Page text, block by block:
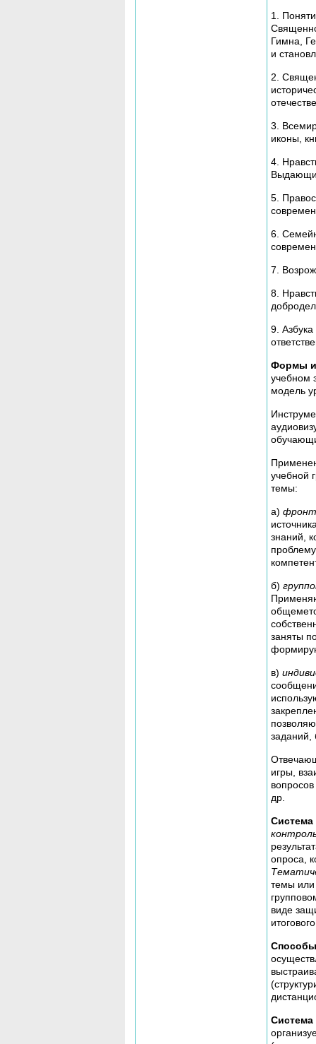
1.
Гимна,
и
2.
3.
иконы,
4.
5.
6.
7.
8.
9.
Формы и
учебном
модель
учебной
темы:
а)
знаний,
б)
заняты
в)
заданий,
игры,
др.
Система
опроса,
темы или
виде
Система